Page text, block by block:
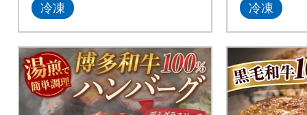
冷凍 冷凍